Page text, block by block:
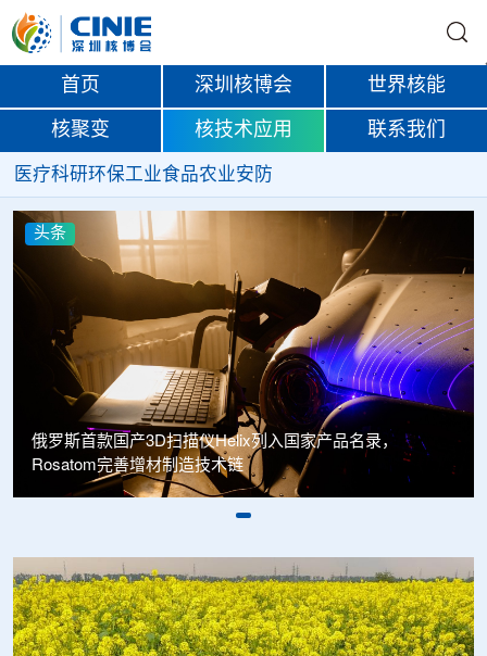
首页 深圳核博会 世界核能
核聚变 核技术应用 联系我们
医疗科研环保工业食品农业安防
头条
俄罗斯首款国产3D扫描仪Helix列入国家产品名录，
Rosatom完善增材制造技术链